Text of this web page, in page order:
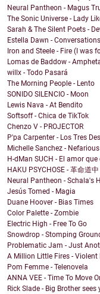
Neural Pantheon - Magus
The Sonic Universe - Lady
Sarah & The Silent Poets -
Estella Dawn - Conversations
Iron and Steele - Fire (I was
Lomas de Baddow -
willx - Todo Pasará
The Morning People - Lento
SONIDO SILENCIO - Moon
Lewis Nava - At Bendito
Softsoff - Chica de TikTok
Chenzo V - PROJECTOR
P'pa Carpenter - Los Tres
Michelle Sanchez -
H-dMan SUCH - El amor que
HAKU PSYCHOSE - 革命道
Neural Pantheon - Schala's
Jesús Tomed - Magia
Duane Hoover - Bias Times
Color Palette - Zombie
Electric High - Free To Go
Snowdrop - Stomping
Problematic Jam - Just
A Million Little Fires - Violent
Pom Femme - Telenovela
ANNA VEE - Time To Move
Rick Slade - Big Brother